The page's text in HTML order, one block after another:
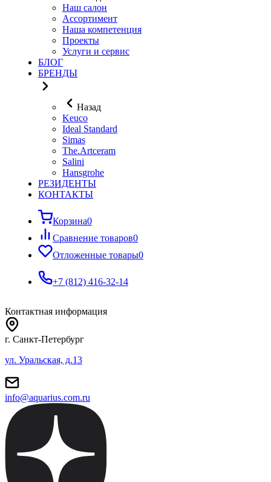
Наш салон
Ассортимент
Наша компетенция
Проекты
Услуги и сервис
БЛОГ
БРЕНДЫ
Назад
Keuco
Ideal Standard
Simas
The.Artceram
Salini
Hansgrohe
РЕЗИДЕНТЫ
КОНТАКТЫ
Корзина0
Сравнение товаров0
Отложенные товары0
+7 (812) 416-32-14
Контактная информация
г. Санкт-Петербург
ул. Уральская, д.13
info@aquarius.com.ru